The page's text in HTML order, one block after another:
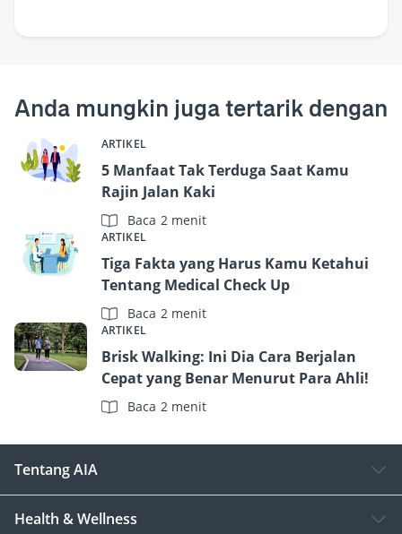
Anda mungkin juga tertarik dengan
ARTIKEL
5 Manfaat Tak Terduga Saat Kamu
Rajin Jalan Kaki
Baca 2 menit
ARTIKEL
Tiga Fakta yang Harus Kamu Ketahui
Tentang Medical Check Up
Baca 2 menit
ARTIKEL
Brisk Walking: Ini Dia Cara Berjalan
Cepat yang Benar Menurut Para Ahli!
Baca 2 menit
Tentang AIA
Health & Wellness